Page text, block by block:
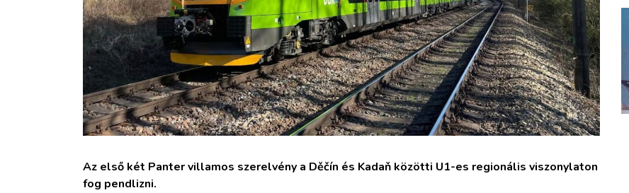
Az első két Panter villamos szerelvény a Děčín és Kadaň közötti U1-es regionális viszonylaton
fog pendlizni.